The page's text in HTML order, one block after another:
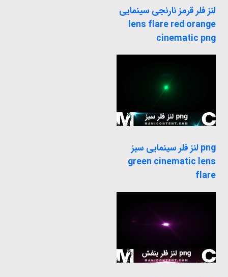
لنز فلر قرمز نارنجی سینمایی
lens flare red orange
cinematic png
png لنز فلر سینمایی سبز
green cinematic lens
flare